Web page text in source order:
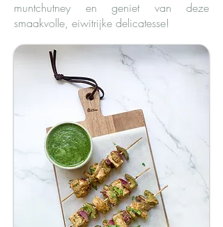
muntchutney en geniet van deze
smaakvolle, eiwitrijke delicatesse!